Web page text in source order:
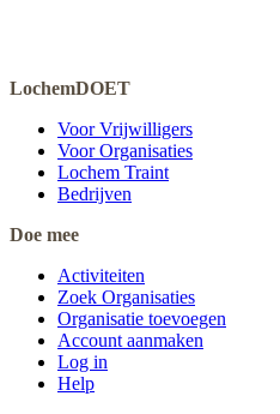
LochemDOET
Voor Vrijwilligers
Voor Organisaties
Lochem Traint
Bedrijven
Doe mee
Activiteiten
Zoek Organisaties
Organisatie toevoegen
Account aanmaken
Log in
Help